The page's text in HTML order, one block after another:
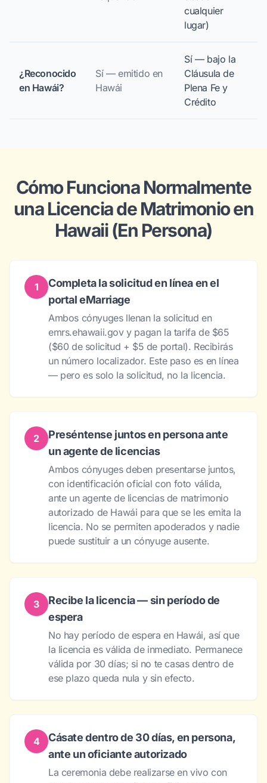
cualquier
lugar)
¿Reconocido
en Hawái?
Sí — emitido en
Hawái
Sí — bajo la
Cláusula de
Plena Fe y
Crédito
Cómo Funciona Normalmente
una Licencia de Matrimonio en
Hawaii (En Persona)
1
Completa la solicitud en línea en el
portal eMarriage
Ambos cónyuges llenan la solicitud en
emrs.ehawaii.govy pagan la tarifa de $65
($60 de solicitud + $5 de portal). Recibirás
un número localizador. Este paso es en línea
— pero es solo la solicitud, no la licencia.
2
Preséntense juntos en persona ante
un agente de licencias
Ambos cónyuges deben presentarse juntos,
con identificación oficial con foto válida,
ante un agente de licencias de matrimonio
autorizado de Hawái para que se les emita la
licencia. No se permiten apoderados y nadie
puede sustituir a un cónyuge ausente.
3
Recibe la licencia — sin período de
espera
No hay período de espera en Hawái, así que
la licencia es válida de inmediato. Permanece
válida por 30 días; si no te casas dentro de
ese plazo queda nula y sin efecto.
4
Cásate dentro de 30 días, en persona,
ante un oficiante autorizado
La ceremonia debe realizarse en vivo con